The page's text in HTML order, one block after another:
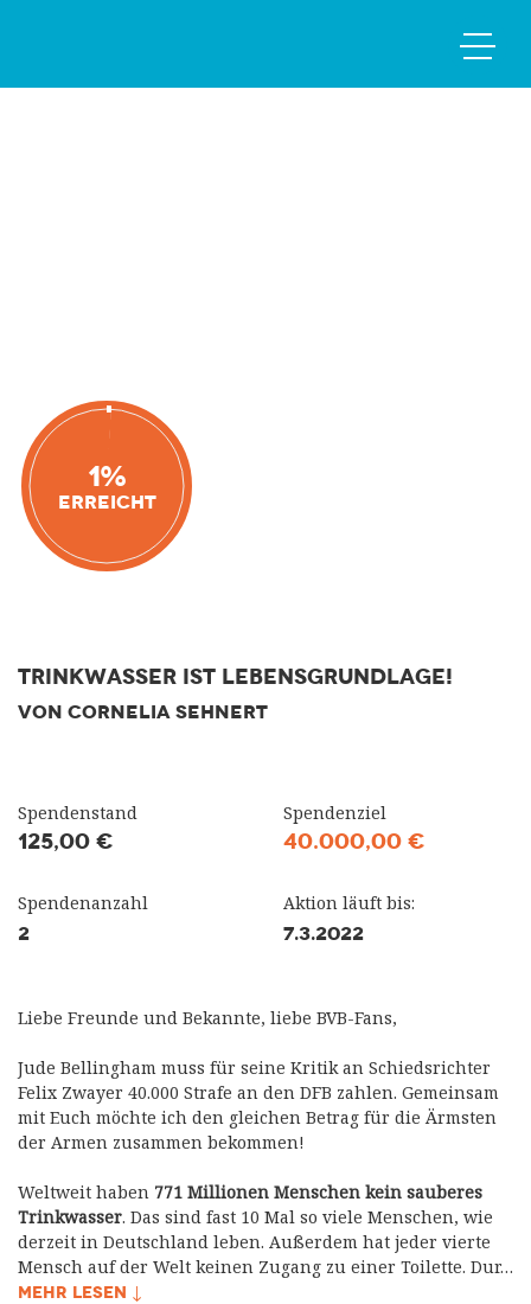
1%
Erreicht
Trinkwasser ist Lebensgrundlage!
VON CORNELIA SEHNERT
Spendenstand
125,00 €
Spendenziel
40.000,00 €
Spendenanzahl
2
Aktion läuft bis:
7.3.2022
Liebe Freunde und Bekannte, liebe BVB-Fans,
Jude Bellingham muss für seine Kritik an Schiedsrichter
Felix Zwayer 40.000 Strafe an den DFB zahlen. Gemeinsam
mit Euch möchte ich den gleichen Betrag für die Ärmsten
der Armen zusammen bekommen!
Weltweit haben 771 Millionen Menschen kein sauberes
Trinkwasser. Das sind fast 10 Mal so viele Menschen, wie
derzeit in Deutschland leben. Außerdem hat jeder vierte
Mensch auf der Welt keinen Zugang zu einer Toilette. Dur…
MEHR LESEN ↓